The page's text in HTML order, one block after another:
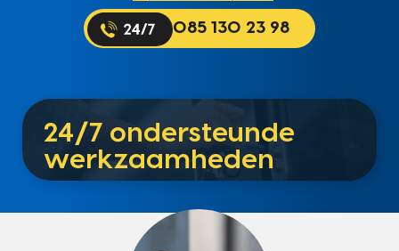
085 130 23 98
24/7 ondersteunde
werkzaamheden